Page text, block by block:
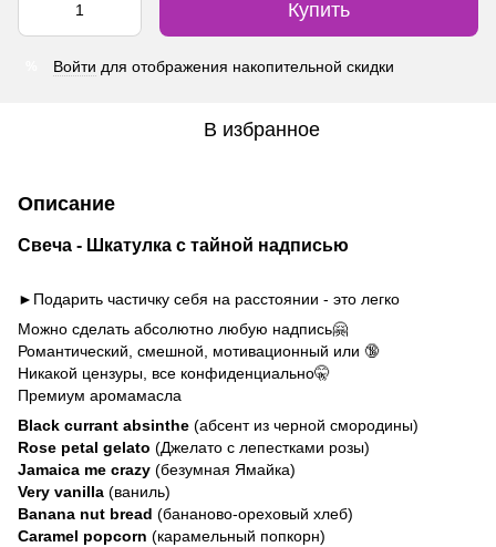
Купить
Войти для отображения накопительной скидки
В избранное
Описание
Свеча - Шкатулка с тайной надписью
►Подарить частичку себя на расстоянии - это легко
Можно сделать абсолютно любую надпись🤗
Романтический, смешной, мотивационный или 🔞
Никакой цензуры, все конфиденциально🤫
Премиум аромамасла
Black currant absinthe (абсент из черной смородины)
Rose petal gelato (Джелато с лепестками розы)
Jamaica me crazy (безумная Ямайка)
Very vanilla (ваниль)
Banana nut bread (бананово-ореховый хлеб)
Caramel popcorn (карамельный попкорн)